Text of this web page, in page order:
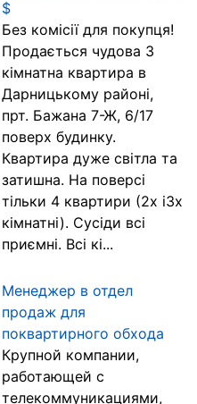
$
Без комісії для покупця!
Продається чудова 3
кімнатна квартира в
Дарницькому районі,
прт. Бажана 7-Ж, 6/17
поверх будинку.
Квартира дуже світла та
затишна. На поверсі
тільки 4 квартири (2х і3х
кімнатні). Сусіди всі
приємні. Всі кі...
Менеджер в отдел
продаж для
поквартирного обхода
Крупной компании,
работающей с
телекоммуникациями,